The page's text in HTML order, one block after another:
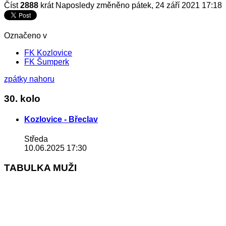
Číst2888 krát Naposledy změněno pátek, 24 září 2021 17:18
Označeno v
FK Kozlovice
FK Šumperk
zpátky nahoru
30. kolo
Kozlovice - Břeclav
Středa
10.06.2025 17:30
TABULKA MUŽI